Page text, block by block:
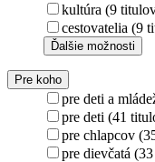
kultúra (9
cestovatelia (9
Ďalšie možnosti
Pre koho
pre deti a
pre deti (41
pre chlapcov
pre dievčatá